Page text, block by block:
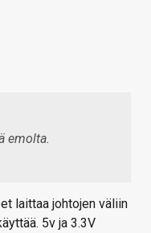
emolta.
laittaa johtojen väliin
5v ja 3.3V